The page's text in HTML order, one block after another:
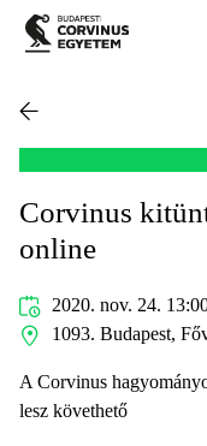
Corvinus
online
2020. nov. 24.
1093. Budapest,
A Corvinus
lesz követhető